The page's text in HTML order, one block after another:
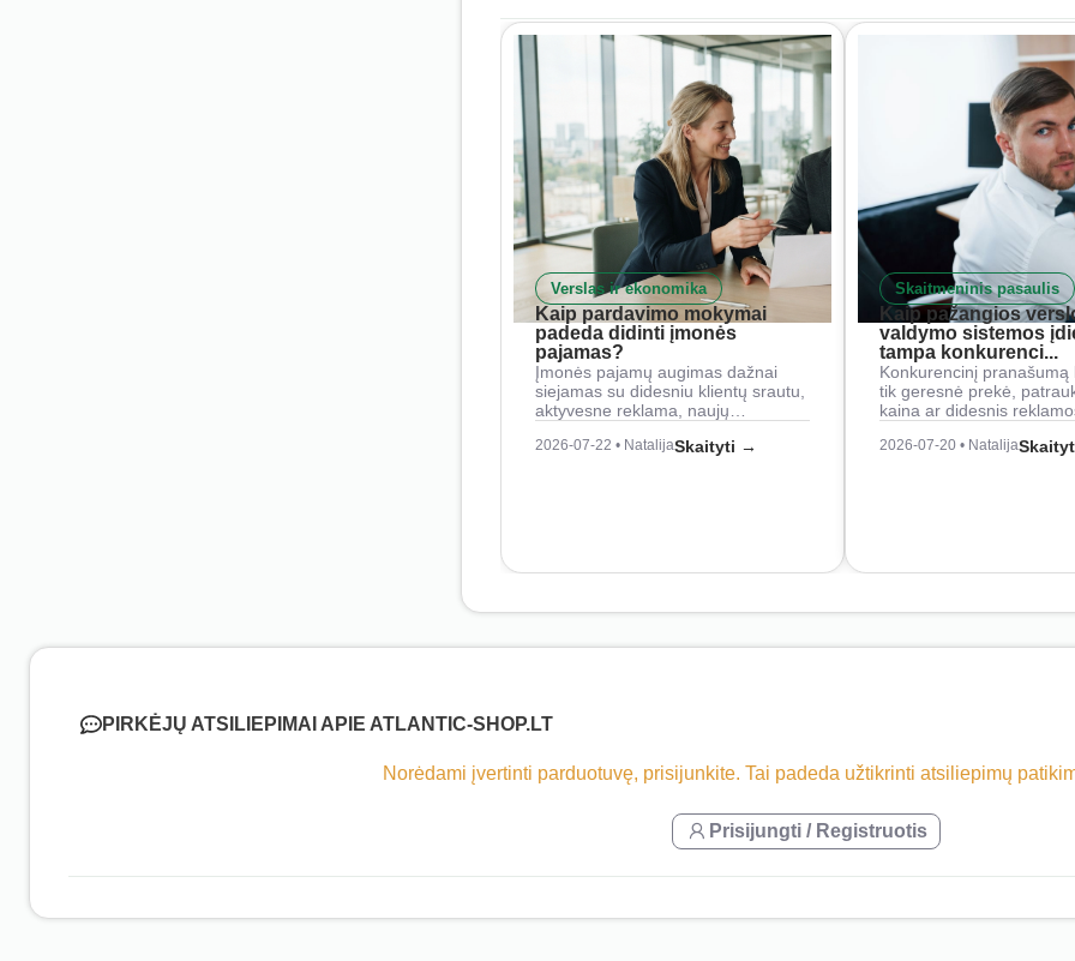
Verslas ir ekonomika
Kaip pardavimo mokymai
padeda didinti įmonės
pajamas?
Įmonės pajamų augimas dažnai
siejamas su didesniu klientų srautu,
aktyvesne reklama, naujų…
2026-07-22 • NatalijaSkaityti →
Skaitmeninis pasaulis
Kaip pažangios
valdymo sistemos
tampa konkurenci...
Konkurencinį pranašumą
tik geresnė prekė,
kaina ar didesnis
2026-07-20 • Natalija
PIRKĖJŲ ATSILIEPIMAI APIE ATLANTIC-SHOP.LT
Norėdami įvertinti parduotuvę, prisijunkite. Tai padeda užtikrinti atsiliepimų
Prisijungti / Registruotis